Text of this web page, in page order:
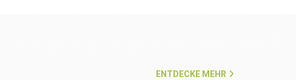
ENTDECKE MEHR